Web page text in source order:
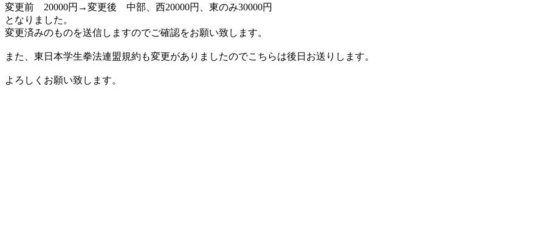
変更前 20000円→変更後 中部、西20000円、東のみ30000円
となりました。
変更済みのものを送信しますのでご確認をお願い致します。
また、東日本学生拳法連盟規約も変更がありましたのでこちらは後日お送りします。
よろしくお願い致します。